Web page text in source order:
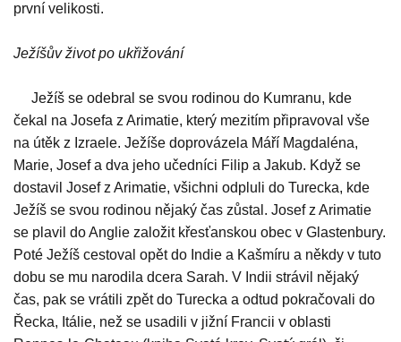
první velikosti.
Ježíšův život po ukřižování
Ježíš se odebral se svou rodinou do Kumranu, kde
čekal na Josefa z Arimatie, který mezitím připravoval vše
na útěk z Izraele. Ježíše doprovázela Máří Magdaléna,
Marie, Josef a dva jeho učedníci Filip a Jakub. Když se
dostavil Josef z Arimatie, všichni odpluli do Turecka, kde
Ježíš se svou rodinou nějaký čas zůstal. Josef z Arimatie
se plavil do Anglie založit křesťanskou obec v Glastenbury.
Poté Ježíš cestoval opět do Indie a Kašmíru a někdy v tuto
dobu se mu narodila dcera Sarah. V Indii strávil nějaký
čas, pak se vrátili zpět do Turecka a odtud pokračovali do
Řecka, Itálie, než se usadili v jižní Francii v oblasti